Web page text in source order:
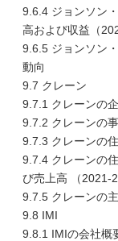
9.6.4 ジョンソン
高および収益（
9.6.5 ジョンソン
動向
9.7 クレーン
9.7.1 クレーンの
9.7.2 クレーンの
9.7.3 クレーンの
9.7.4 クレーンの
び売上高 （2021-
9.7.5 クレーンの
9.8 IMI
9.8.1 IMIの会社概